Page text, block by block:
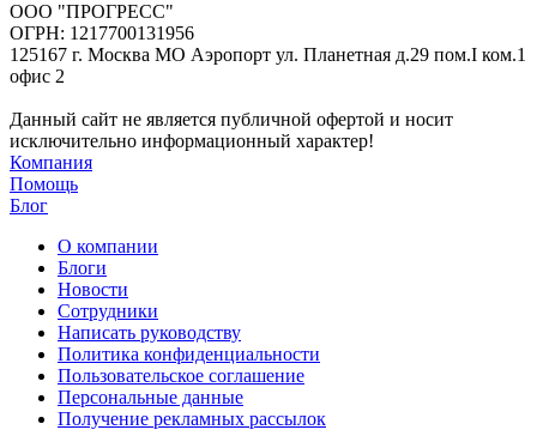
ООО "ПРОГРЕСС"
ОГРН: 1217700131956
125167 г. Москва МО Аэропорт ул. Планетная д.29 пом.I ком.1
офис 2
Данный сайт не является публичной офертой и носит
исключительно информационный характер!
Компания
Помощь
Блог
О компании
Блоги
Новости
Сотрудники
Написать руководству
Политика конфиденциальности
Пользовательское соглашение
Персональные данные
Получение рекламных рассылок